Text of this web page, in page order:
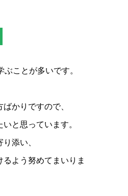
ことが多いです。
かりですので、
と思っています。
添い、
よう努めてまいりま